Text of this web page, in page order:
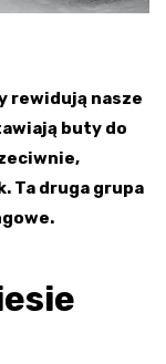
rewidują nasze
buty do
Ta druga grupa